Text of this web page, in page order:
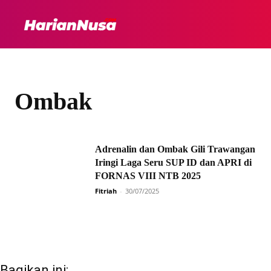
Ombak
Adrenalin dan Ombak Gili Trawangan
Iringi Laga Seru SUP ID dan APRI di
FORNAS VIII NTB 2025
Fitriah - 30/07/2025